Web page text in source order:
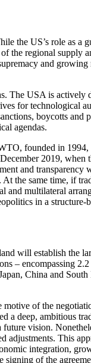
the US’s role as a
the regional supply
and
The USA is actively
for technological
boycotts and
agendas.
founded in 1994,
2019, when
and trans­parency
At the same time, if
and multi­lateral
in a structure-
will estab­lish the
– encompassing
China and
of the
a deep, ambitious
vision.
adjust­ments. This
integration,
of the